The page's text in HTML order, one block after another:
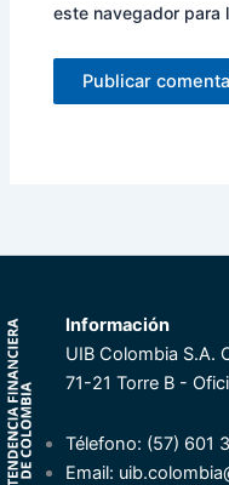
este navegador para
Información
UIB Colombia S.A.
71-21 Torre B -
Télefono: (57) 601
Email: